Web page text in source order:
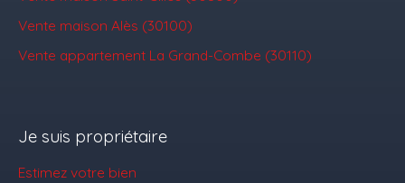
Vente maison Alès (30100)
Vente appartement La Grand-Combe (30110)
Je suis propriétaire
Estimez votre bien